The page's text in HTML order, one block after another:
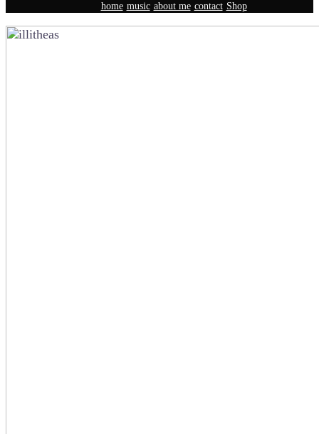
home music about me contact Shop